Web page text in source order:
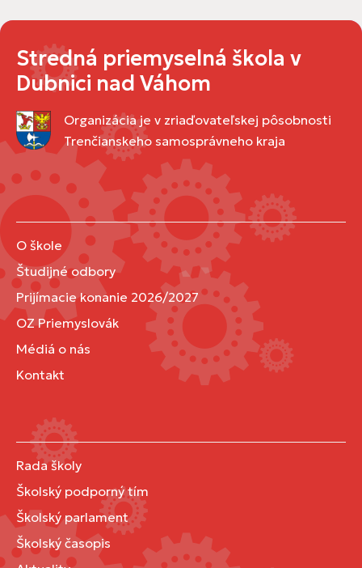
Stredná priemyselná škola v
Dubnici nad Váhom
Organizácia je v zriaďovateľskej pôsobnosti
Trenčianskeho samosprávneho kraja
O škole
Študijné odbory
Prijímacie konanie 2026/2027
OZ Priemyslovák
Médiá o nás
Kontakt
Rada školy
Školský podporný tím
Školský parlament
Školský časopis